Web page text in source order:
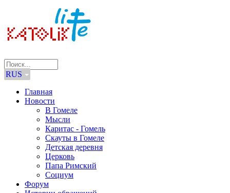
RUS
Главная
Новости
В Гомеле
Мысли
Каритас - Гомель
Скауты в Гомеле
Детская деревня
Церковь
Папа Римский
Социум
Форум